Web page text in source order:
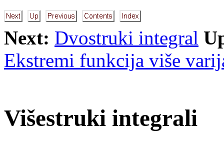
Next: Dvostruki integral
Ekstremi funkcija više
Višestruki integrali